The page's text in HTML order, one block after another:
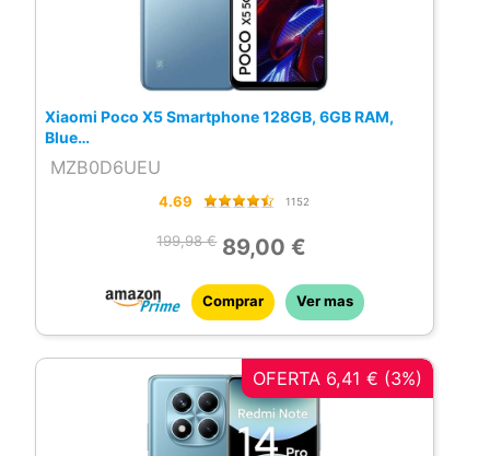
de polvo, pelos de mascota, pelusas,
migas, etc, el motor sin escobillas de alto
rendimiento genera continuamente una
polvo y suciedad de todo tipo de suelos
Tres modos de limpieza: aspira la casa,
tiempo; elige el modo de limpieza que
desees para tener siempre tu suelo como
incrementa la eficiencia de limpieza, el
derecha varias veces, en forma de Y; junto
con el depósito de agua con control
electrónico, elimina fácilmente las
manchas más difíciles
Xiaomi Poco X5 Smartphone 128GB, 6GB RAM,
Blue…
MZB0D6UEU
4.69 1152
199,98 € 89,00 €
Comprar Ver mas
OFERTA 6,41 € (3%)